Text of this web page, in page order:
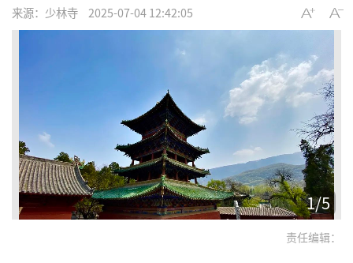
来源： 少林寺 2025-07-04 12:42:05
1/5
责任编辑：